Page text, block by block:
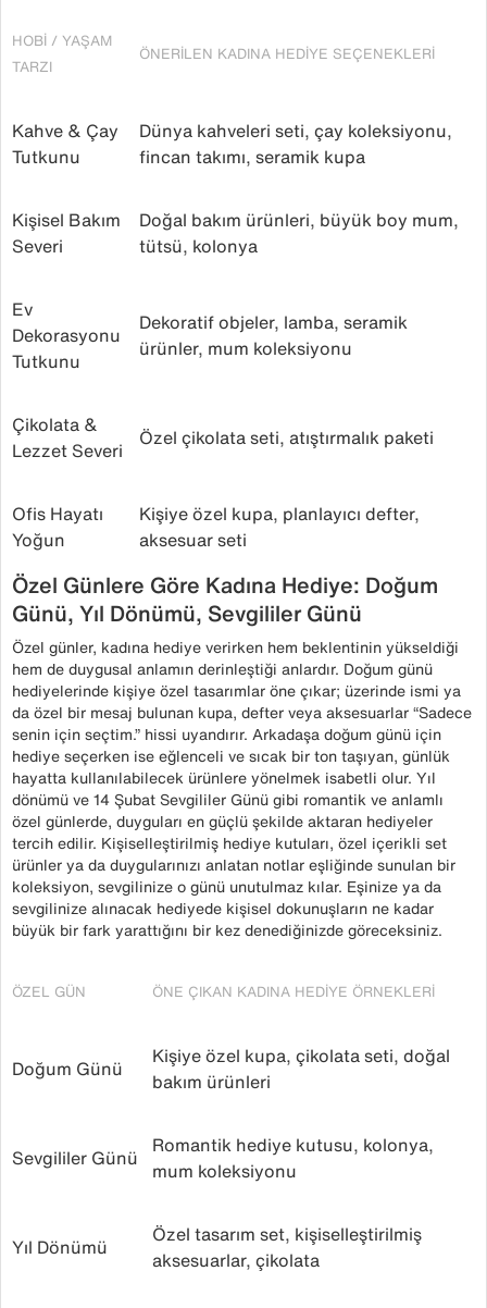
HOBI / YAŞAM
TARZI
ÖNERILEN KADINA HEDIYE SEÇENEKLERI
Kahve & Çay
Tutkunu
Dünya kahveleri seti, çay koleksiyonu,
fincan takımı, seramik kupa
Kişisel Bakım
Severi
Doğal bakım ürünleri, büyük boy mum,
tütsü, kolonya
Ev
Dekorasyonu
Tutkunu
Dekoratif objeler, lamba, seramik
ürünler, mum koleksiyonu
Çikolata &
Lezzet Severi
Özel çikolata seti, atıştırmalık paketi
Ofis Hayatı
Yoğun
Kişiye özel kupa, planlayıcı defter,
aksesuar seti
Özel Günlere Göre Kadına Hediye: Doğum
Günü, Yıl Dönümü, Sevgililer Günü
Özel günler, kadına hediye verirken hem beklentinin yükseldiği
hem de duygusal anlamın derinleştiği anlardır. Doğum günü
hediyelerinde kişiye özel tasarımlar öne çıkar; üzerinde ismi ya
da özel bir mesaj bulunan kupa, defter veya aksesuarlar “Sadece
senin için seçtim.” hissi uyandırır. Arkadaşa doğum günü için
hediye seçerken ise eğlenceli ve sıcak bir ton taşıyan, günlük
hayatta kullanılabilecek ürünlere yönelmek isabetli olur. Yıl
dönümü ve 14 Şubat Sevgililer Günü gibi romantik ve anlamlı
özel günlerde, duyguları en güçlü şekilde aktaran hediyeler
tercih edilir. Kişiselleştirilmiş hediye kutuları, özel içerikli set
ürünler ya da duygularınızı anlatan notlar eşliğinde sunulan bir
koleksiyon, sevgilinize o günü unutulmaz kılar. Eşinize ya da
sevgilinize alınacak hediyede kişisel dokunuşların ne kadar
büyük bir fark yarattığını bir kez denediğinizde göreceksiniz.
ÖZEL GÜN ÖNE ÇIKAN KADINA HEDIYE ÖRNEKLERI
Doğum Günü
Kişiye özel kupa, çikolata seti, doğal
bakım ürünleri
Sevgililer Günü
Romantik hediye kutusu, kolonya,
mum koleksiyonu
Yıl Dönümü
Özel tasarım set, kişiselleştirilmiş
aksesuarlar, çikolata